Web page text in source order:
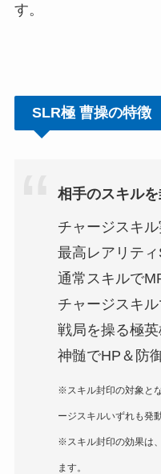
す。
SLR極 曹操の特徴
相手のスキル
チャージスキル
最高レアリティ
通常スキルで
チャージスキ
戦局を操る極英
神髄でHP＆防
※スキル封印の対象と
ージスキルいずれも発
※スキル封印の効果は
ます。